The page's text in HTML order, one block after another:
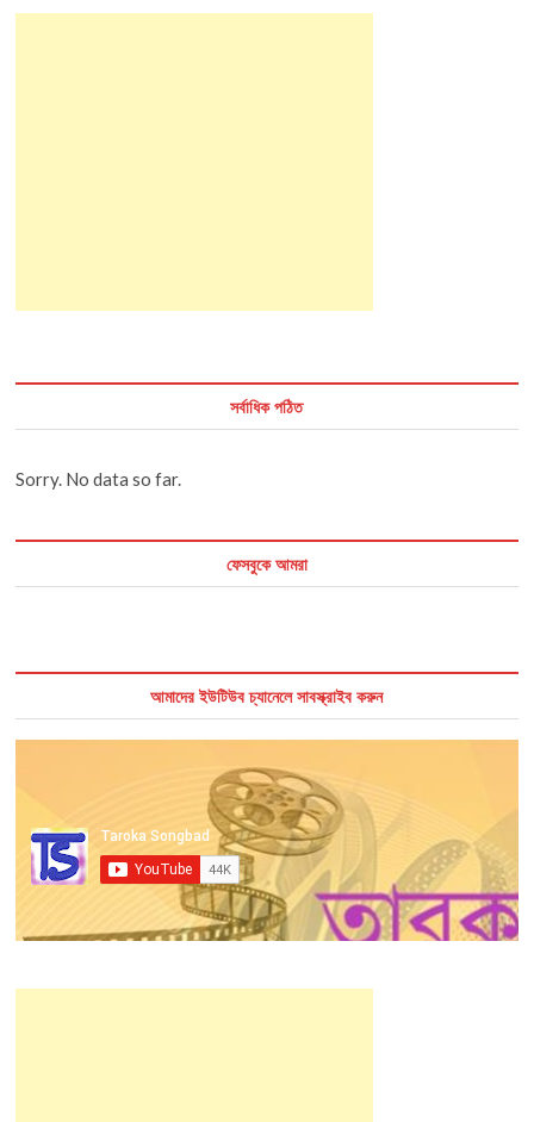
সর্বাধিক পঠিত
Sorry. No data so far.
ফেসবুকে আমরা
আমাদের ইউটিউব চ্যানেলে সাবস্ক্রাইব করুন